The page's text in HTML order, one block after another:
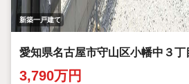
新築一戸建て
愛知県名古屋市守山区小幡中３丁
3,790万円